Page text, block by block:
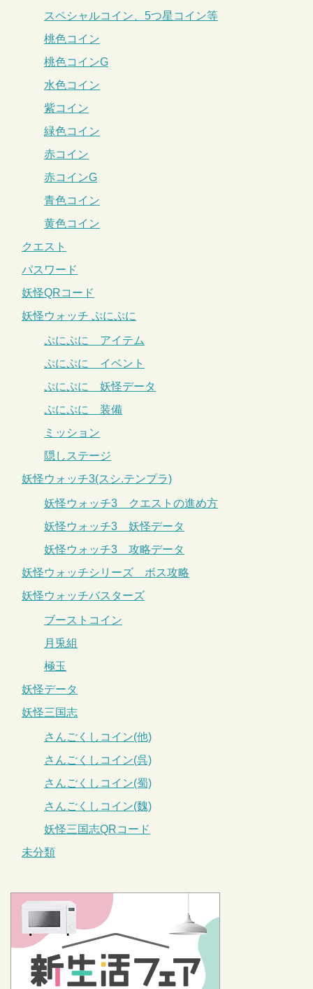
スペシャルコイン、5つ星コイン等
桃色コイン
桃色コインG
水色コイン
紫コイン
緑色コイン
赤コイン
赤コインG
青色コイン
黄色コイン
クエスト
パスワード
妖怪QRコード
妖怪ウォッチ ぷにぷに
ぷにぷに アイテム
ぷにぷに イベント
ぷにぷに 妖怪データ
ぷにぷに 装備
ミッション
隠しステージ
妖怪ウォッチ3(スシ.テンプラ)
妖怪ウォッチ3 クエストの進め方
妖怪ウォッチ3 妖怪データ
妖怪ウォッチ3 攻略データ
妖怪ウォッチシリーズ ボス攻略
妖怪ウォッチバスターズ
ブーストコイン
月兎組
極玉
妖怪データ
妖怪三国志
さんごくしコイン(他)
さんごくしコイン(呉)
さんごくしコイン(蜀)
さんごくしコイン(魏)
妖怪三国志QRコード
未分類